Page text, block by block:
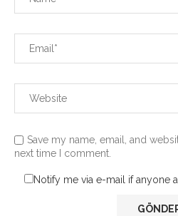
Save my name, email, and
next time I comment.
Notify me via e-mail if anyone